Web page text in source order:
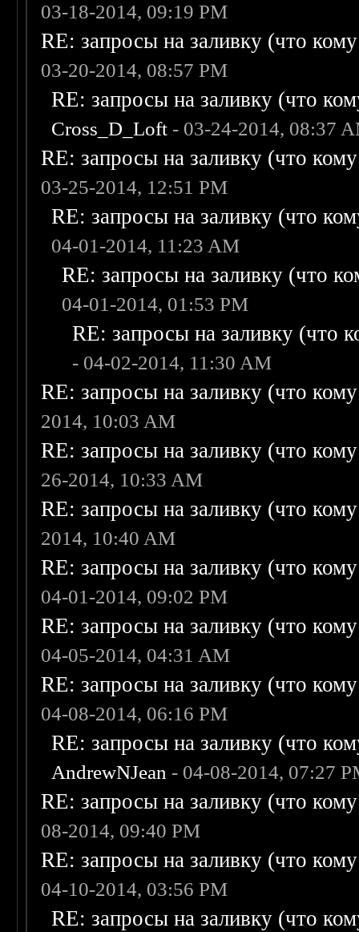
03-18-2014, 09:19 PM
RE: запросы на заливку (что
03-20-2014, 08:57 PM
RE: запросы на заливку (что
Cross_D_Loft - 03-24-2014, 08:37
RE: запросы на заливку (что
03-25-2014, 12:51 PM
RE: запросы на заливку (что
04-01-2014, 11:23 AM
RE: запросы на заливку (что
04-01-2014, 01:53 PM
RE: запросы на заливку (что
- 04-02-2014, 11:30 AM
RE: запросы на заливку (что
2014, 10:03 AM
RE: запросы на заливку (что
26-2014, 10:33 AM
RE: запросы на заливку (что
2014, 10:40 AM
RE: запросы на заливку (что
04-01-2014, 09:02 PM
RE: запросы на заливку (что
04-05-2014, 04:31 AM
RE: запросы на заливку (что
04-08-2014, 06:16 PM
RE: запросы на заливку (что
AndrewNJean - 04-08-2014, 07:27
RE: запросы на заливку (что
08-2014, 09:40 PM
RE: запросы на заливку (что
04-10-2014, 03:56 PM
RE: запросы на заливку (что